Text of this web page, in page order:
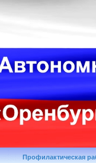
Профилактическая